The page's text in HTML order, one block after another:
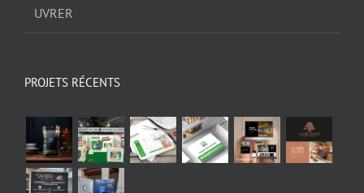
UVRER
PROJETS RÉCENTS